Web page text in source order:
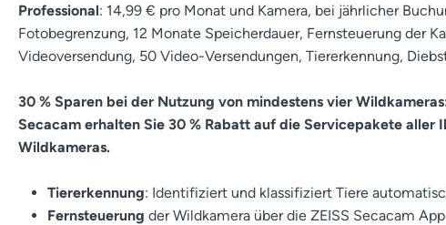
Professional: 14,99 € pro Monat und Kamera, bei jährlicher
Fotobegrenzung, 12 Monate Speicherdauer, Fernsteuerung der
Videoversendung, 50 Video-Versendungen, Tiererkennung,
30 % Sparen bei der Nutzung von mindestens vier
Secacam erhalten Sie 30 % Rabatt auf die Servicepakete aller
Wildkameras.
Tiererkennung: Identifiziert und klassifiziert Tiere
Fernsteuerung der Wildkamera über die ZEISS Secacam App